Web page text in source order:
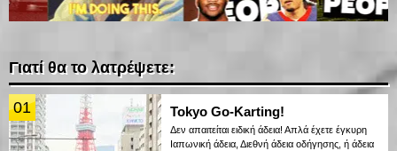
Γιατί θα το λατρέψετε:
01 Tokyo Go-Karting!
Δεν απαιτείται ειδική άδεια! Απλά έχετε έγκυρη
Ιαπωνική άδεια, Διεθνή άδεια οδήγησης, ή άδεια